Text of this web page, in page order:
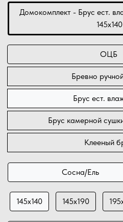
Домокомплект - Брус ест.
145х140
ОЦБ
Бревно
Брус ест.
Брус камерной
Клееный
Сосна/Ель
145х140 145х190